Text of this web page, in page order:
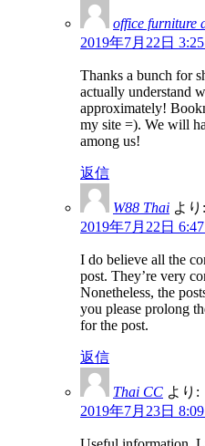
office furniture
2019年7月22日
Thanks a bunch for
actually understand
approximately!
my site =). We will
among us!
返信
W88 Thai より:
2019年7月22日
I do believe all the
post. They’re very
Nonetheless, the
you please prolong
for the post.
返信
Thai CC より:
2019年7月23日